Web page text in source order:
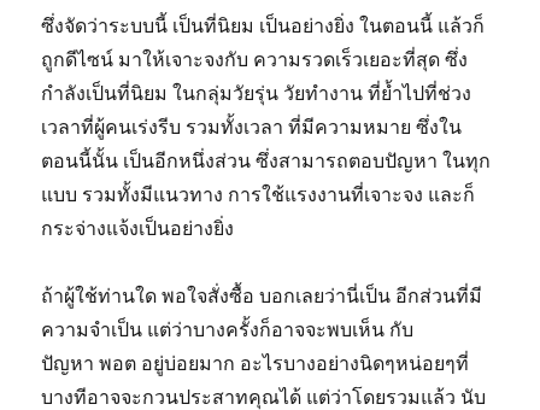
ซึ่งจัดว่าระบบนี้ เป็นที่นิยม เป็นอย่างยิ่ง ในตอนนี้ แล้วก็
ถูกดีไซน์ มาให้เจาะจงกับ ความรวดเร็วเยอะที่สุด ซึ่ง
กำลังเป็นที่นิยม ในกลุ่มวัยรุ่น วัยทำงาน ที่ย้ำไปที่ช่วง
เวลาที่ผู้คนเร่งรีบ รวมทั้งเวลา ที่มีความหมาย ซึ่งใน
ตอนนี้นั้น เป็นอีกหนึ่งส่วน ซึ่งสามารถตอบปัญหา ในทุก
แบบ รวมทั้งมีแนวทาง การใช้แรงงานที่เจาะจง และก็
กระจ่างแจ้งเป็นอย่างยิ่ง
ถ้าผู้ใช้ท่านใด พอใจสั่งซื้อ บอกเลยว่านี่เป็น อีกส่วนที่มี
ความจำเป็น แต่ว่าบางครั้งก็อาจจะพบเห็น กับ
ปัญหา พอต อยู่บ่อยมาก อะไรบางอย่างนิดๆหน่อยๆที่
บางทีอาจจะกวนประสาทคุณได้ แต่ว่าโดยรวมแล้ว นับ